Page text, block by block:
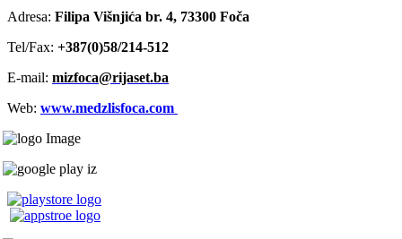
Adresa: Filipa Višnjića br. 4, 73300 Foča
Tel/Fax: +387(0)58/214-512
E-mail: mizfoca@rijaset.ba
Web: www.medzlisfoca.com